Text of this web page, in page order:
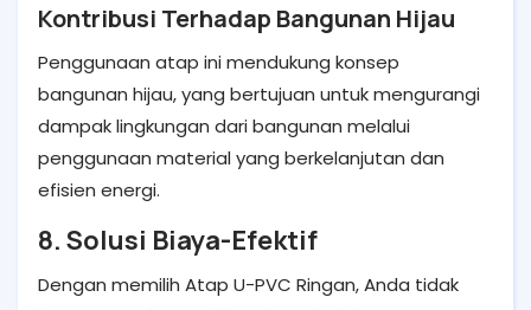
Kontribusi Terhadap Bangunan Hijau
Penggunaan atap ini mendukung konsep
bangunan hijau, yang bertujuan untuk mengurangi
dampak lingkungan dari bangunan melalui
penggunaan material yang berkelanjutan dan
efisien energi.
8. Solusi Biaya-Efektif
Dengan memilih Atap U-PVC Ringan, Anda tidak